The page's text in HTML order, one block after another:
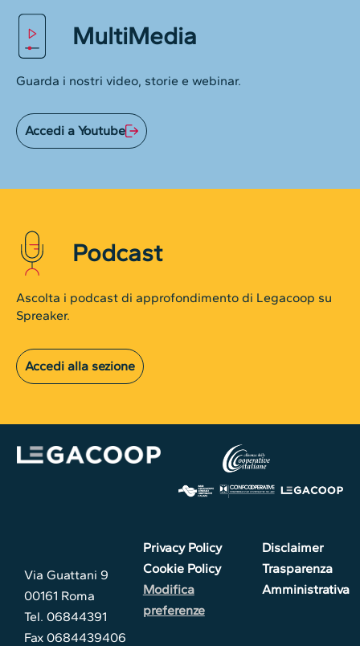
MultiMedia
Guarda i nostri video, storie e webinar.
Accedi a Youtube
Podcast
Ascolta i podcast di approfondimento di Legacoop su
Spreaker.
Accedi alla sezione
Via Guattani 9
00161 Roma
Tel. 06844391
Fax 0684439406
Privacy Policy
Cookie Policy
Modifica
preferenze
Disclaimer
Trasparenza
Amministrativa